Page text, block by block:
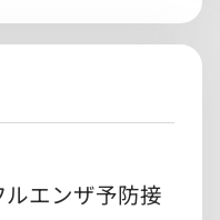
エンザ予防接